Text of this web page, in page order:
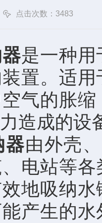
点击次数：3483
是一种
置。适
气的胀
造成的
器由外壳
电站等
地吸纳
产生的